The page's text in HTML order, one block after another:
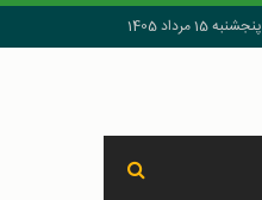
پنجشنبه 15 مرداد 1405